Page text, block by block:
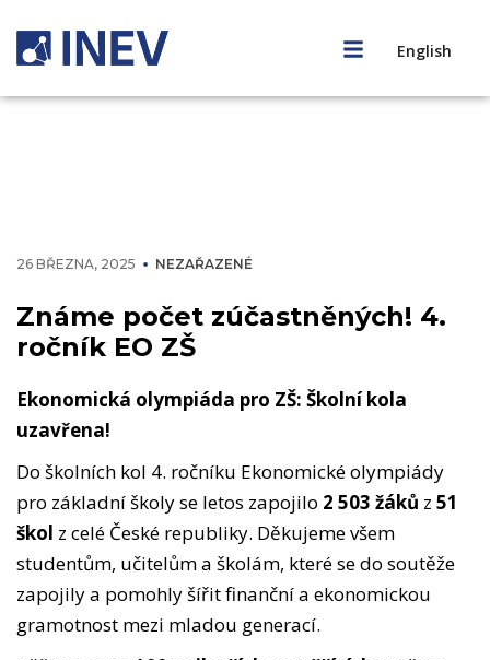
English
26 BŘEZNA, 2025 NEZAŘAZENÉ
Známe počet zúčastněných! 4.
ročník EO ZŠ
Ekonomická olympiáda pro ZŠ: Školní kola
uzavřena!
Do školních kol 4. ročníku Ekonomické olympiády
pro základní školy se letos zapojilo 2 503 žáků z 51
škol z celé České republiky. Děkujeme všem
studentům, učitelům a školám, které se do soutěže
zapojily a pomohly šířit finanční a ekonomickou
gramotnost mezi mladou generací.